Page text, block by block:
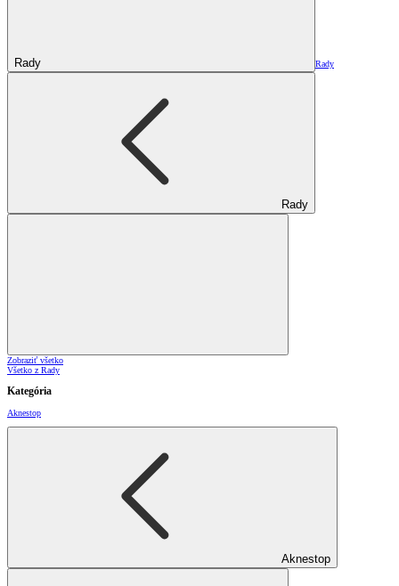
Rady Rady
Rady
Zobraziť všetko
Všetko z Rady
Kategória
Aknestop
Aknestop